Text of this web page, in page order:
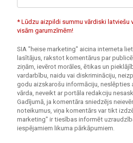
* Lūdzu aizpildi summu vārdiski latviešu
visām garumzīmēm!
SIA "heise marketing" aicina interneta
lasītājus, rakstot komentārus par
ziņām, ievērot morāles, ētikas un
vardarbību, naidu vai diskrimināciju,
godu aizskarošu informāciju, neslēpties
vārda, neveikt ar portāla redakciju
Gadījumā, ja komentāra sniedzējs
noteikumus, viņa komentārs var tikt
marketing" ir tiesības informēt
iespējamiem likuma pārkāpumiem.